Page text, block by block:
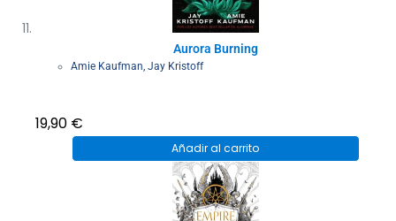
Aurora Burning
Amie Kaufman, Jay Kristoff
19,90 €
Añadir al carrito